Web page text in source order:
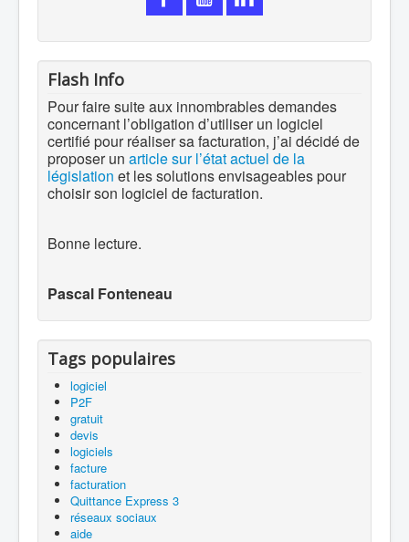
Flash Info
Pour faire suite aux innombrables demandes
concernant l’obligation d’utiliser un logiciel
certifié pour réaliser sa facturation, j’ai décidé de
proposer un article sur l’état actuel de la
législation et les solutions envisageables pour
choisir son logiciel de facturation.
Bonne lecture.
Pascal Fonteneau
Tags populaires
logiciel
P2F
gratuit
devis
logiciels
facture
facturation
Quittance Express 3
réseaux sociaux
aide